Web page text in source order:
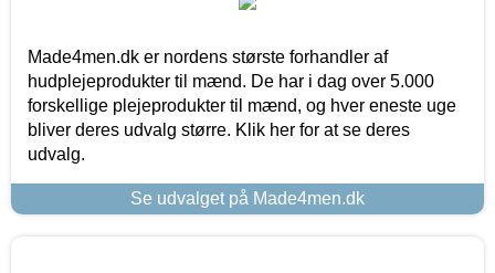
Made4men.dk er nordens største forhandler af
hudplejeprodukter til mænd. De har i dag over 5.000
forskellige plejeprodukter til mænd, og hver eneste uge
bliver deres udvalg større. Klik her for at se deres
udvalg.
Se udvalget på Made4men.dk